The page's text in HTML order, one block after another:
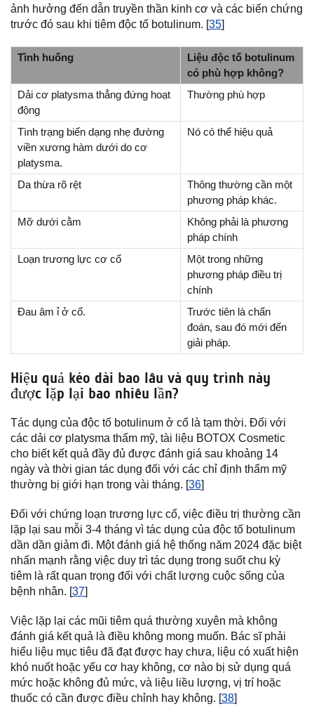
ảnh hưởng đến dẫn truyền thần kinh cơ và các biến chứng
trước đó sau khi tiêm độc tố botulinum. [35]
Tình huống
Liệu độc tố botulinum
có phù hợp không?
Dải cơ platysma thẳng đứng hoạt
động
Thường phù hợp
Tình trạng biến dạng nhẹ đường
viền xương hàm dưới do cơ
platysma.
Nó có thể hiệu quả
Da thừa rõ rệt
Thông thường cần một
phương pháp khác.
Mỡ dưới cằm
Không phải là phương
pháp chính
Loạn trương lực cơ cổ
Một trong những
phương pháp điều trị
chính
Đau âm ỉ ở cổ.
Trước tiên là chẩn
đoán, sau đó mới đến
giải pháp.
Hiệu quả kéo dài bao lâu và quy trình này
được lặp lại bao nhiêu lần?
Tác dụng của độc tố botulinum ở cổ là tạm thời. Đối với
các dải cơ platysma thẩm mỹ, tài liệu BOTOX Cosmetic
cho biết kết quả đầy đủ được đánh giá sau khoảng 14
ngày và thời gian tác dụng đối với các chỉ định thẩm mỹ
thường bị giới hạn trong vài tháng. [36]
Đối với chứng loạn trương lực cổ, việc điều trị thường cần
lặp lại sau mỗi 3-4 tháng vì tác dụng của độc tố botulinum
dần dần giảm đi. Một đánh giá hệ thống năm 2024 đặc biệt
nhấn mạnh rằng việc duy trì tác dụng trong suốt chu kỳ
tiêm là rất quan trọng đối với chất lượng cuộc sống của
bệnh nhân. [37]
Việc lặp lại các mũi tiêm quá thường xuyên mà không
đánh giá kết quả là điều không mong muốn. Bác sĩ phải
hiểu liệu mục tiêu đã đạt được hay chưa, liệu có xuất hiện
khó nuốt hoặc yếu cơ hay không, cơ nào bị sử dụng quá
mức hoặc không đủ mức, và liệu liều lượng, vị trí hoặc
thuốc có cần được điều chỉnh hay không. [38]